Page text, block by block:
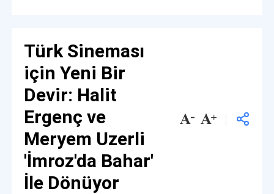
Türk Sineması
için Yeni Bir
Devir: Halit
Ergenç ve
Meryem Uzerli
'İmroz'da Bahar'
İle Dönüyor